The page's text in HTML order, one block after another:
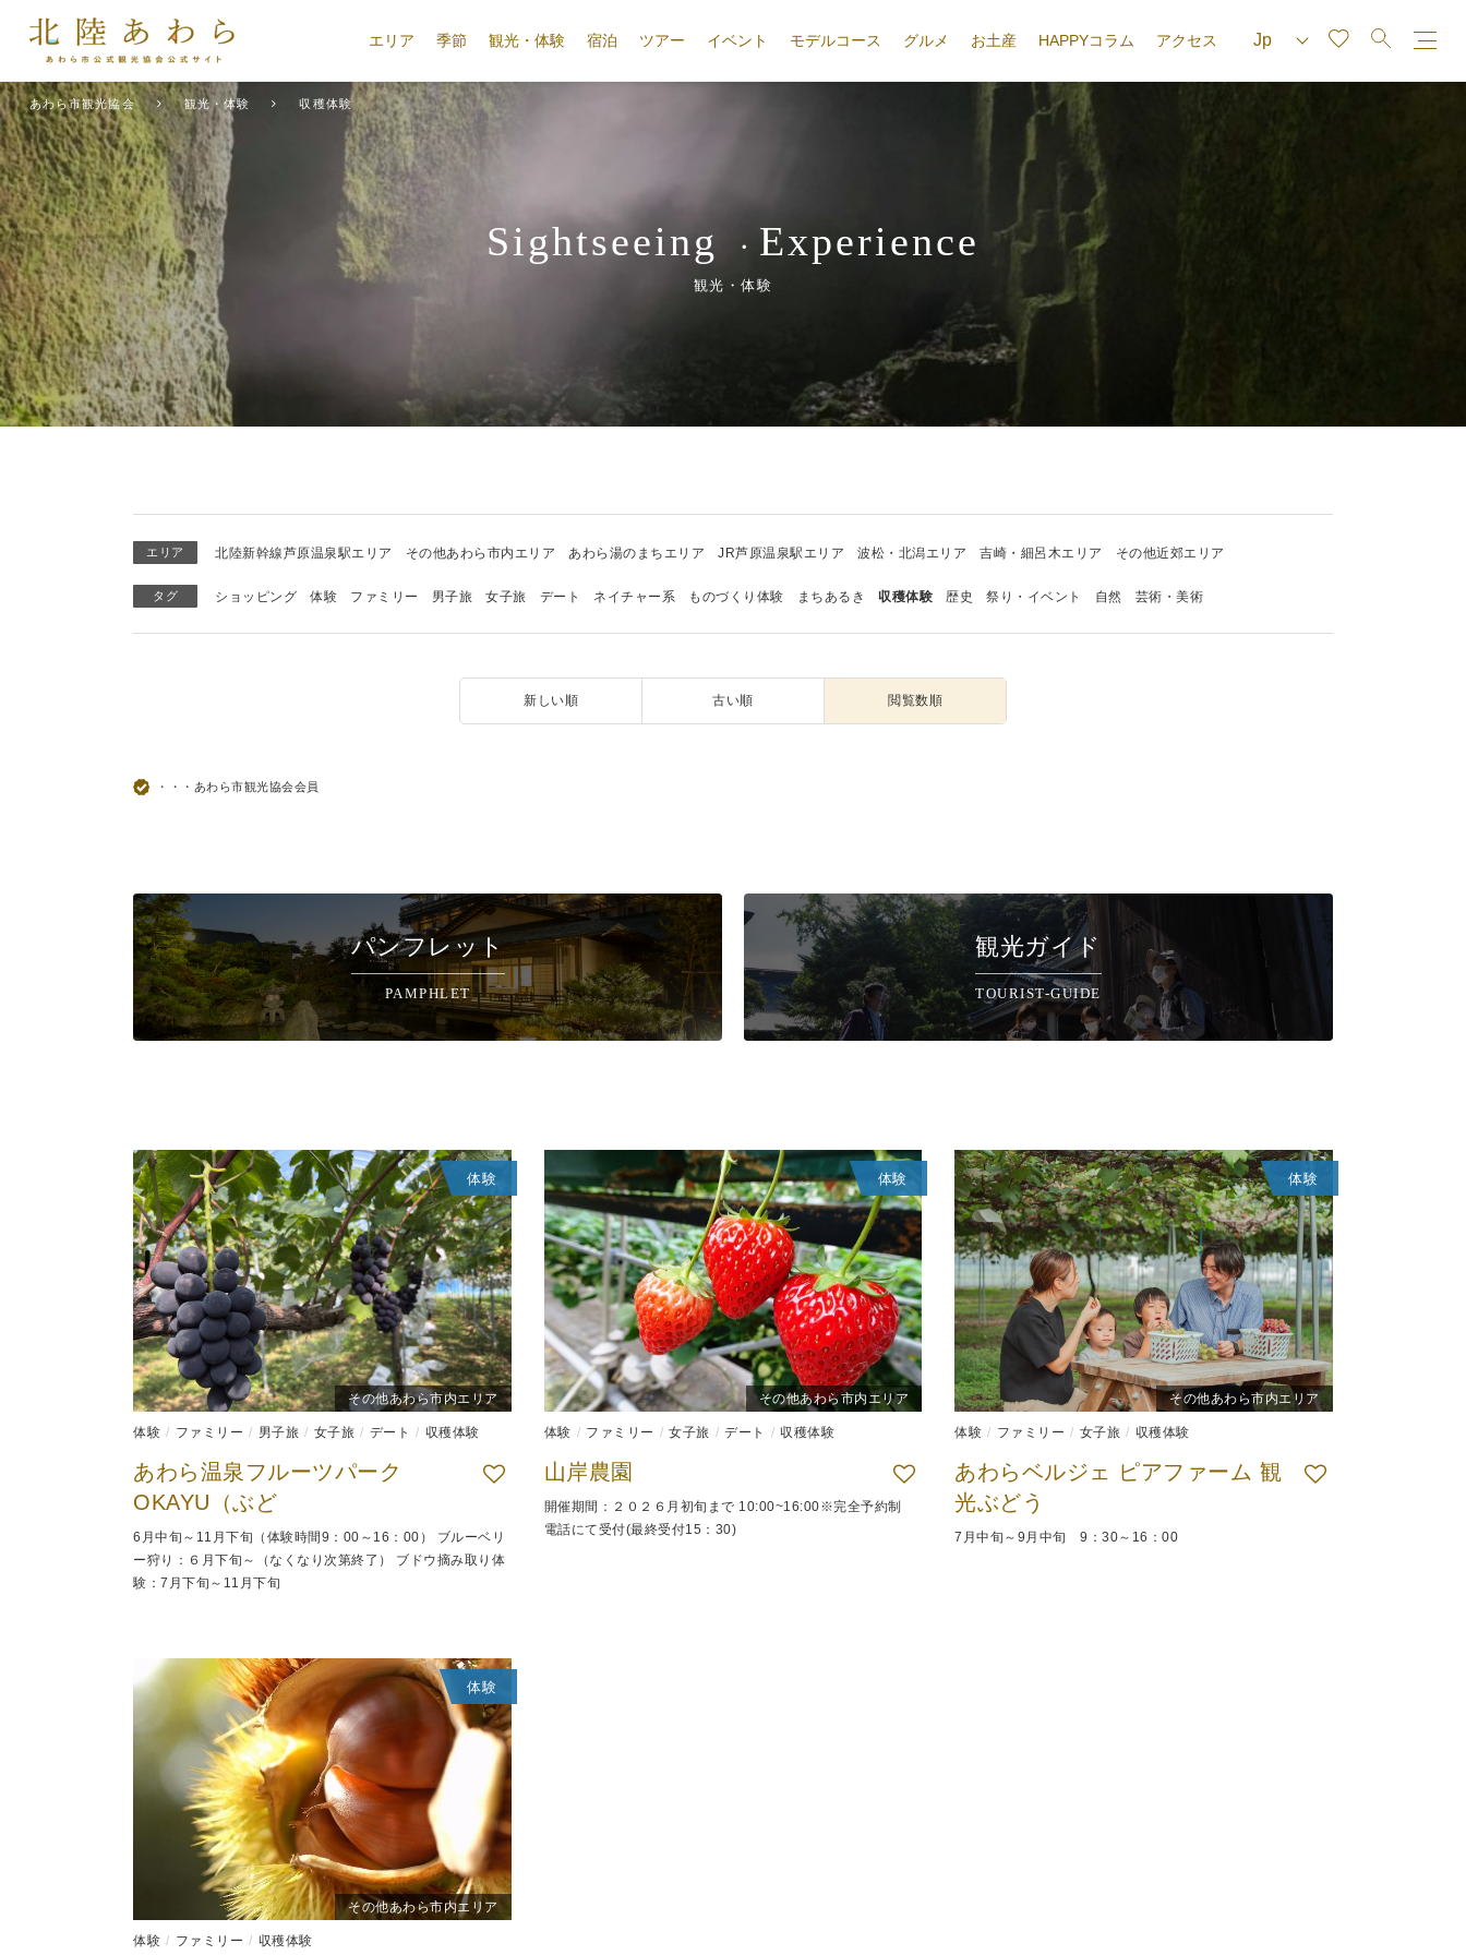
エリア 季節 観光・体験 宿泊 ツアー イベント モデルコース グルメ お土産 HAPPYコラム アクセス
あわら市観光協会 観光・体験 収穫体験
Sightseeing ・ Experience
観光・体験
エリア 北陸新幹線芦原温泉駅エリア その他あわら市内エリア あわら湯のまちエリア JR芦原温泉駅エリア 波松・北潟エリア 吉崎・細呂木エリア その他近郊エリア
タグ ショッピング 体験 ファミリー 男子旅 女子旅 デート ネイチャー系 ものづくり体験 まちあるき 収穫体験 歴史 祭り・イベント 自然 芸術・美術
新しい順 古い順 閲覧数順
・・・あわら市観光協会会員
パンフレット
PAMPHLET
観光ガイド
TOURIST-GUIDE
体験
その他あわら市内エリア
体験 ファミリー 男子旅 女子旅 デート 収穫体験
あわら温泉フルーツパーク
OKAYU（ぶど
6月中旬～11月下旬（体験時間9：00～16：00） ブルーベリ
ー狩り：６月下旬～（なくなり次第終了） ブドウ摘み取り体
験：7月下旬～11月下旬
体験
その他あわら市内エリア
体験 ファミリー 女子旅 デート 収穫体験
山岸農園
開催期間：２０２６月初旬まで 10:00~16:00※完全予約制
電話にて受付(最終受付15：30)
体験
その他あわら市内エリア
体験 ファミリー 女子旅 収穫体験
あわらベルジェ ピアファーム 観
光ぶどう
7月中旬～9月中旬 9：30～16：00
体験
その他あわら市内エリア
体験 ファミリー 収穫体験